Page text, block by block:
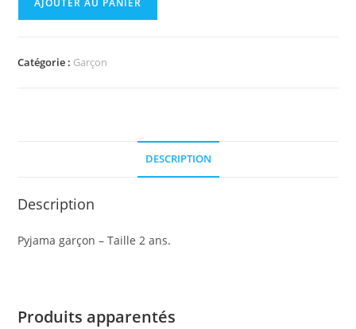
garçon
AJOUTER AU PANIER
Catégorie : Garçon
DESCRIPTION
Description
Pyjama garçon – Taille 2 ans.
Produits apparentés